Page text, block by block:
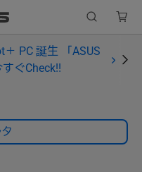
PC 誕生 「ASUS
ぐCheck!!